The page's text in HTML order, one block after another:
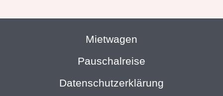
Mietwagen
Pauschalreise
Datenschutzerklärung